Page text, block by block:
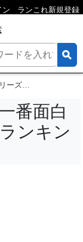
ン ランこれ新規登録
票するランキング
番面白
ンキン